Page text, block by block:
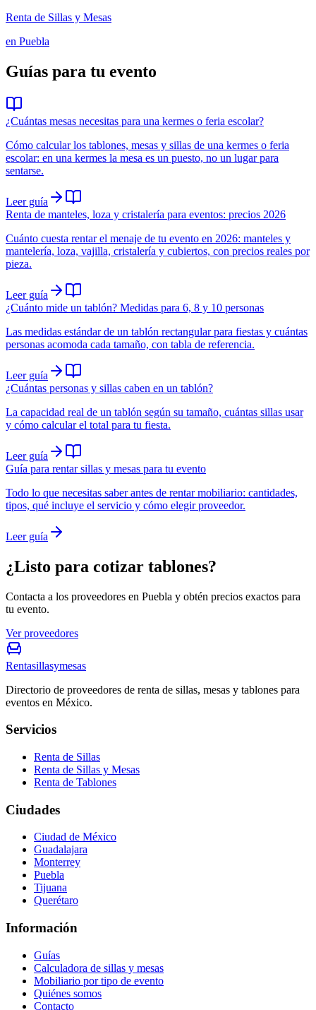
Renta de Sillas y Mesas
en Puebla
Guías para tu evento
¿Cuántas mesas necesitas para una kermes o feria escolar?
Cómo calcular los tablones, mesas y sillas de una kermes o feria
escolar: en una kermes la mesa es un puesto, no un lugar para
sentarse.
Leer guía
Renta de manteles, loza y cristalería para eventos: precios 2026
Cuánto cuesta rentar el menaje de tu evento en 2026: manteles y
mantelería, loza, vajilla, cristalería y cubiertos, con precios reales por
pieza.
Leer guía
¿Cuánto mide un tablón? Medidas para 6, 8 y 10 personas
Las medidas estándar de un tablón rectangular para fiestas y cuántas
personas acomoda cada tamaño, con tabla de referencia.
Leer guía
¿Cuántas personas y sillas caben en un tablón?
La capacidad real de un tablón según su tamaño, cuántas sillas usar
y cómo calcular el total para tu fiesta.
Leer guía
Guía para rentar sillas y mesas para tu evento
Todo lo que necesitas saber antes de rentar mobiliario: cantidades,
tipos, qué incluye el servicio y cómo elegir proveedor.
Leer guía
¿Listo para cotizar tablones?
Contacta a los proveedores en Puebla y obtén precios exactos para
tu evento.
Ver proveedores
Rentasillasymesas
Directorio de proveedores de renta de sillas, mesas y tablones para
eventos en México.
Servicios
Renta de Sillas
Renta de Sillas y Mesas
Renta de Tablones
Ciudades
Ciudad de México
Guadalajara
Monterrey
Puebla
Tijuana
Querétaro
Información
Guías
Calculadora de sillas y mesas
Mobiliario por tipo de evento
Quiénes somos
Contacto